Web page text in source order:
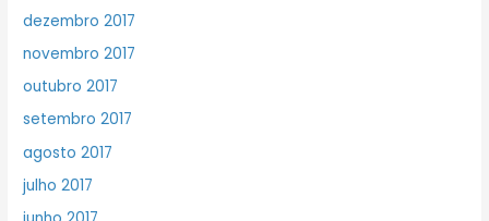
dezembro 2017
novembro 2017
outubro 2017
setembro 2017
agosto 2017
julho 2017